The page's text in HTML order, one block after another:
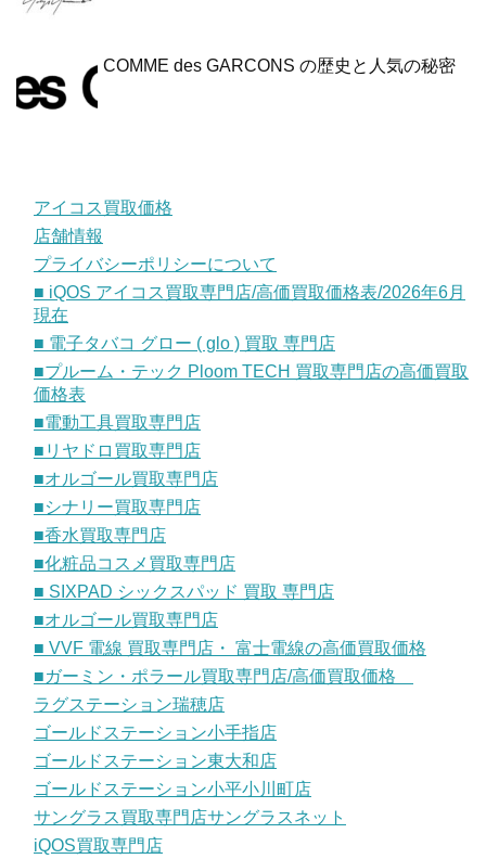
COMME des GARCONS の歴史と人気の秘密
アイコス買取価格
店舗情報
プライバシーポリシーについて
■ iQOS アイコス買取専門店/高価買取価格表/2026年6月
現在
■ 電子タバコ グロー ( glo ) 買取 専門店
■プルーム・テック Ploom TECH 買取専門店の高価買取
価格表
■電動工具買取専門店
■リヤドロ買取専門店
■オルゴール買取専門店
■シナリー買取専門店
■香水買取専門店
■化粧品コスメ買取専門店
■ SIXPAD シックスパッド 買取 専門店
■オルゴール買取専門店
■ VVF 電線 買取専門店・ 富士電線の高価買取価格
■ガーミン・ポラール買取専門店/高価買取価格
ラグステーション瑞穂店
ゴールドステーション小手指店
ゴールドステーション東大和店
ゴールドステーション小平小川町店
サングラス買取専門店サングラスネット
iQOS買取専門店